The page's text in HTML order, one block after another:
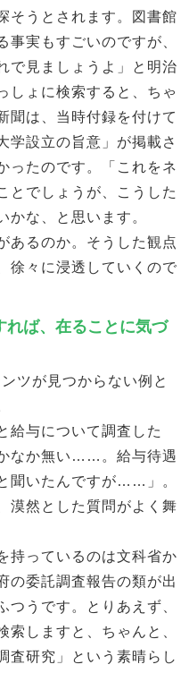
そうとされます。図書館
事実もすごいのですが、
で見ましょうよ」と明治
しょに検索すると、ちゃ
聞は、当時付録を付けて
学設立の旨意」が掲載さ
ったのです。「これをネ
とでしょうが、こうした
かな、と思います。
るのか。そうした観点
徐々に浸透していくので
れば、在ることに気づ
ツが見つからない例と
与について調査した
なか無い……。給与待遇
聞いたんですが……」。
漠然とした質問がよく舞
持っているのは文科省か
の委託調査報告の類が出
つうです。とりあえず、
索しますと、ちゃんと、
査研究」という素晴らし